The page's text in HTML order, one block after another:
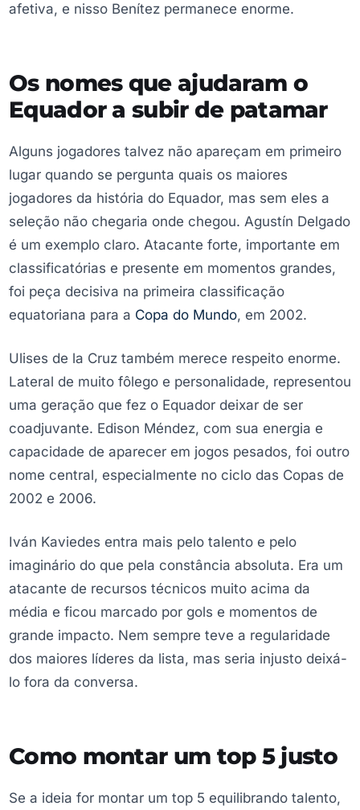
afetiva, e nisso Benítez permanece enorme.
Os nomes que ajudaram o
Equador a subir de patamar
Alguns jogadores talvez não apareçam em primeiro
lugar quando se pergunta quais os maiores
jogadores da história do Equador, mas sem eles a
seleção não chegaria onde chegou. Agustín Delgado
é um exemplo claro. Atacante forte, importante em
classificatórias e presente em momentos grandes,
foi peça decisiva na primeira classificação
equatoriana para a Copa do Mundo, em 2002.
Ulises de la Cruz também merece respeito enorme.
Lateral de muito fôlego e personalidade, representou
uma geração que fez o Equador deixar de ser
coadjuvante. Edison Méndez, com sua energia e
capacidade de aparecer em jogos pesados, foi outro
nome central, especialmente no ciclo das Copas de
2002 e 2006.
Iván Kaviedes entra mais pelo talento e pelo
imaginário do que pela constância absoluta. Era um
atacante de recursos técnicos muito acima da
média e ficou marcado por gols e momentos de
grande impacto. Nem sempre teve a regularidade
dos maiores líderes da lista, mas seria injusto deixá-
lo fora da conversa.
Como montar um top 5 justo
Se a ideia for montar um top 5 equilibrando talento,